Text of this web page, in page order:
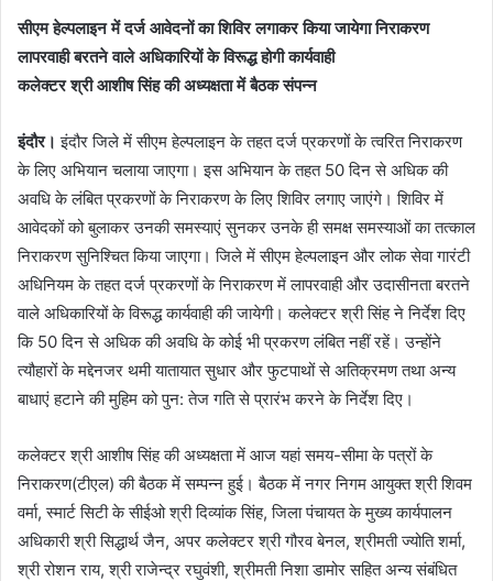
सीएम हेल्पलाइन में दर्ज आवेदनों का शिविर लगाकर किया जायेगा निराकरण
लापरवाही बरतने वाले अधिकारियों के विरूद्ध होगी कार्यवाही
कलेक्टर श्री आशीष सिंह की अध्यक्षता में बैठक संपन्न
इंदौर। इंदौर जिले में सीएम हेल्पलाइन के तहत दर्ज प्रकरणों के त्वरित निराकरण
के लिए अभियान चलाया जाएगा। इस अभियान के तहत 50 दिन से अधिक की
अवधि के लंबित प्रकरणों के निराकरण के लिए शिविर लगाए जाएंगे। शिविर में
आवेदकों को बुलाकर उनकी समस्याएं सुनकर उनके ही समक्ष समस्याओं का तत्काल
निराकरण सुनिश्चित किया जाएगा। जिले में सीएम हेल्पलाइन और लोक सेवा गारंटी
अधिनियम के तहत दर्ज प्रकरणों के निराकरण में लापरवाही और उदासीनता बरतने
वाले अधिकारियों के विरूद्ध कार्यवाही की जायेगी। कलेक्टर श्री सिंह ने निर्देश दिए
कि 50 दिन से अधिक की अवधि के कोई भी प्रकरण लंबित नहीं रहें। उन्होंने
त्यौहारों के मद्देनजर थमी यातायात सुधार और फुटपाथों से अतिक्रमण तथा अन्य
बाधाएं हटाने की मुहिम को पुन: तेज गति से प्रारंभ करने के निर्देश दिए।
कलेक्टर श्री आशीष सिंह की अध्यक्षता में आज यहां समय-सीमा के पत्रों के
निराकरण(टीएल) की बैठक में सम्पन्न हुई। बैठक में नगर निगम आयुक्त श्री शिवम
वर्मा, स्मार्ट सिटी के सीईओ श्री दिव्यांक सिंह, जिला पंचायत के मुख्य कार्यपालन
अधिकारी श्री सिद्धार्थ जैन, अपर कलेक्टर श्री गौरव बेनल, श्रीमती ज्योति शर्मा,
श्री रोशन राय, श्री राजेन्द्र रघुवंशी, श्रीमती निशा डामोर सहित अन्य संबंधित